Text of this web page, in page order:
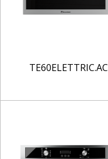
TE60ELETTRIC.AC